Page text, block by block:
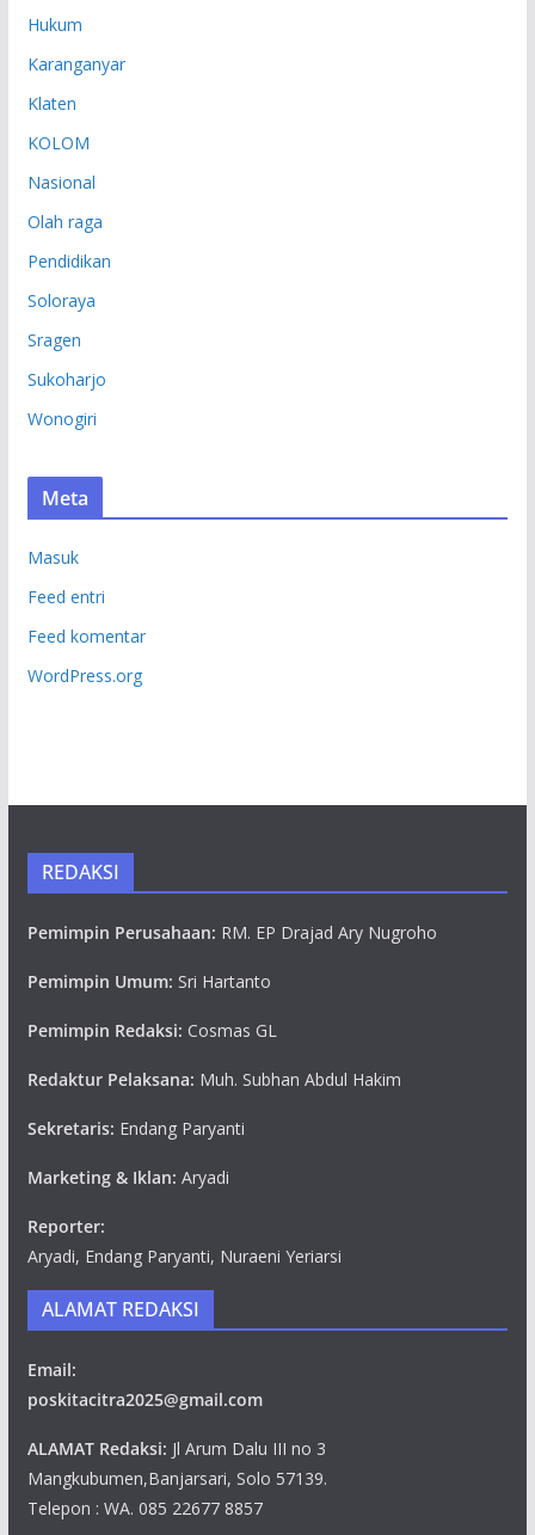
Hukum
Karanganyar
Klaten
KOLOM
Nasional
Olah raga
Pendidikan
Soloraya
Sragen
Sukoharjo
Wonogiri
Meta
Masuk
Feed entri
Feed komentar
WordPress.org
REDAKSI
Pemimpin Perusahaan: RM. EP Drajad Ary Nugroho
Pemimpin Umum: Sri Hartanto
Pemimpin Redaksi: Cosmas GL
Redaktur Pelaksana: Muh. Subhan Abdul Hakim
Sekretaris: Endang Paryanti
Marketing & Iklan: Aryadi
Reporter:
Aryadi, Endang Paryanti, Nuraeni Yeriarsi
ALAMAT REDAKSI
Email:
poskitacitra2025@gmail.com
ALAMAT Redaksi: Jl Arum Dalu III no 3
Mangkubumen,Banjarsari, Solo 57139.
Telepon : WA. 085 22677 8857